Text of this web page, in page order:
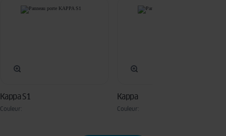
Kappa S1
Couleur:
Kappa
Couleur: